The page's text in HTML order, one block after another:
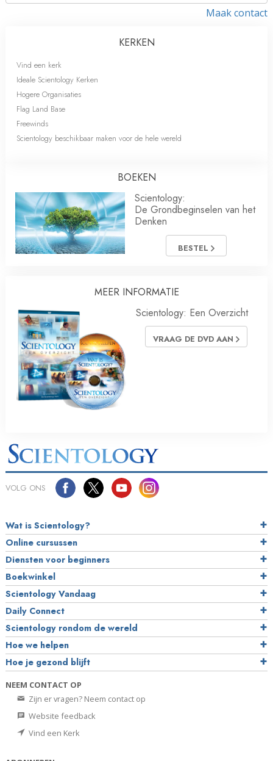
Maak contact
KERKEN
Vind een kerk
Ideale Scientology Kerken
Hogere Organisaties
Flag Land Base
Freewinds
Scientology beschikbaar maken voor de hele wereld
BOEKEN
Scientology:
De Grondbeginselen van het
Denken
BESTEL
MEER INFORMATIE
Scientology: Een Overzicht
VRAAG DE DVD AAN
VOLG ONS
Wat is Scientology?
Online cursussen
Diensten voor beginners
Boekwinkel
Scientology Vandaag
Daily Connect
Scientology rondom de wereld
Hoe we helpen
Hoe je gezond blijft
NEEM CONTACT OP
Zijn er vragen? Neem contact op
Website feedback
Vind een Kerk